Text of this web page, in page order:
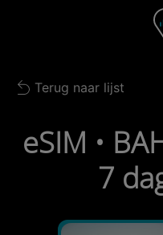
Back to list
Terug naar lijst
eSIM •
7